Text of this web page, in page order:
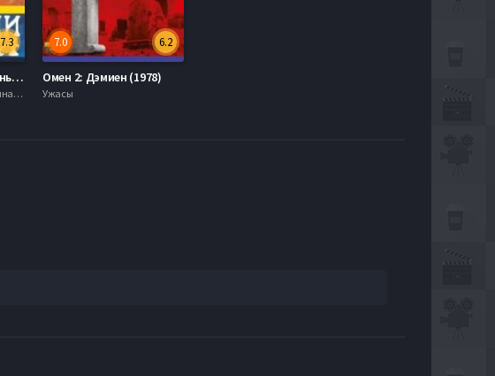
7.3
Змея в тени орла / Тень орла (1978)
Детектив, Комедия, Криминал, Русские, 1970
6.2
7.0
Омен 2: Дэмиен (1978)
Ужасы